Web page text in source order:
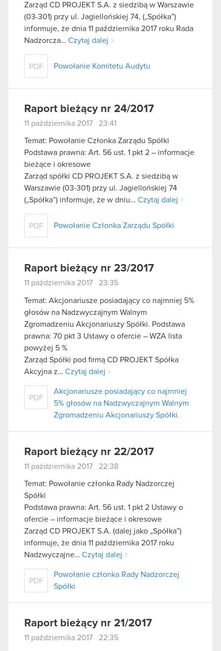
Zarząd CD PROJEKT S.A. z siedzibą w Warszawie
(03-301) przy ul. Jagiellońskiej 74, („Spółka”)
informuje, że dnia 11 października 2017 roku Rada
Nadzorcza… Czytaj dalej
PDF Powołanie Komitetu Audytu
Raport bieżący nr 24/2017
11 października 2017 23:41
Temat: Powołanie Członka Zarządu Spółki
Podstawa prawna: Art. 56 ust. 1 pkt 2 – informacje
bieżące i okresowe
Zarząd spółki CD PROJEKT S.A. z siedzibą w
Warszawie (03-301) przy ul. Jagiellońskiej 74
(„Spółka”) informuje, że w dniu… Czytaj dalej
PDF Powołanie Członka Zarządu Spółki
Raport bieżący nr 23/2017
11 października 2017 23:35
Temat: Akcjonariusze posiadający co najmniej 5%
głosów na Nadzwyczajnym Walnym
Zgromadzeniu Akcjonariuszy Spółki. Podstawa
prawna: 70 pkt 3 Ustawy o ofercie – WZA lista
powyżej 5 %
Zarząd Spółki pod firmą CD PROJEKT Spółka
Akcyjna z… Czytaj dalej
PDF
Akcjonariusze posiadający co najmniej
5% głosów na Nadzwyczajnym Walnym
Zgromadzeniu Akcjonariuszy Spółki.
Raport bieżący nr 22/2017
11 października 2017 22:38
Temat: Powołanie członka Rady Nadzorczej
Spółki
Podstawa prawna: Art. 56 ust. 1 pkt 2 Ustawy o
ofercie – informacje bieżące i okresowe
Zarząd CD PROJEKT S.A. (dalej jako „Spółka”)
informuje, że dnia 11 października 2017 roku
Nadzwyczajne… Czytaj dalej
PDF
Powołanie członka Rady Nadzorczej
Spółki
Raport bieżący nr 21/2017
11 października 2017 22:35